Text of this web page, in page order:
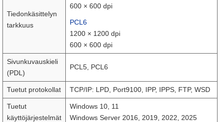
Tiedonkäsittelyn
tarkkuus
600 × 600 dpi
PCL6
1200 × 1200 dpi
600 × 600 dpi
Sivunkuvauskieli
(PDL)
PCL5, PCL6
Tuetut protokollat TCP/IP: LPD, Port9100, IPP, IPPS, FTP, WSD
Tuetut
käyttöjärjestelmät
Windows 10, 11
Windows Server 2016, 2019, 2022, 2025